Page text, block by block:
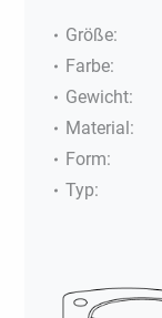
Größe:
Farbe:
Gewicht:
Material:
Form:
Typ: